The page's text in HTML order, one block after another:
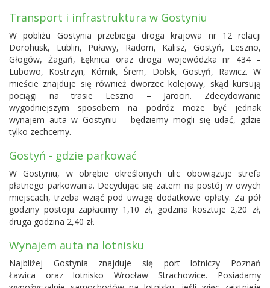
Transport i infrastruktura w Gostyniu
W pobliżu Gostynia przebiega droga krajowa nr 12 relacji
Dorohusk, Lublin, Puławy, Radom, Kalisz, Gostyń, Leszno,
Głogów, Żagań, Łęknica oraz droga wojewódzka nr 434 –
Lubowo, Kostrzyn, Kórnik, Śrem, Dolsk, Gostyń, Rawicz. W
mieście znajduje się również dworzec kolejowy, skąd kursują
pociągi na trasie Leszno – Jarocin. Zdecydowanie
wygodniejszym sposobem na podróż może być jednak
wynajem auta w Gostyniu – będziemy mogli się udać, gdzie
tylko zechcemy.
Gostyń - gdzie parkować
W Gostyniu, w obrębie określonych ulic obowiązuje strefa
płatnego parkowania. Decydując się zatem na postój w owych
miejscach, trzeba wziąć pod uwagę dodatkowe opłaty. Za pół
godziny postoju zapłacimy 1,10 zł, godzina kosztuje 2,20 zł,
druga godzina 2,40 zł.
Wynajem auta na lotnisku
Najbliżej Gostynia znajduje się port lotniczy Poznań
Ławica orazlotnisko Wrocław Strachowice. Posiadamy